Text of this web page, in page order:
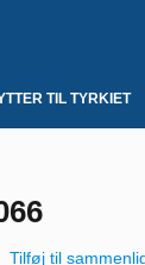
TIL TYRKIET
Tilføj til